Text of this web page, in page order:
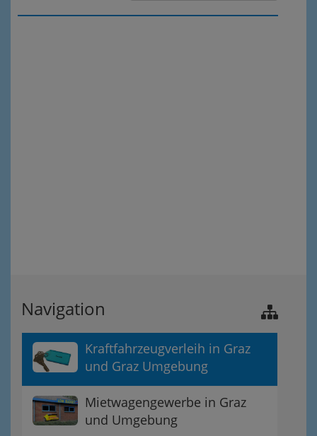
Navigation
Kraftfahrzeugverleih in Graz
und Graz Umgebung
Mietwagengewerbe in Graz
und Umgebung